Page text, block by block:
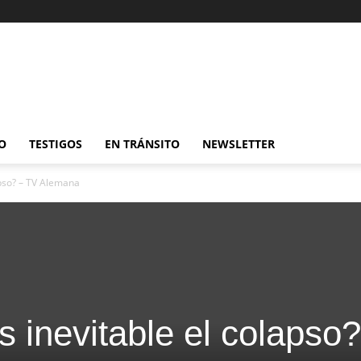
TESTIGOS EN TRÁNSITO NEWSLETTER
– TV Alemana
inevitable el